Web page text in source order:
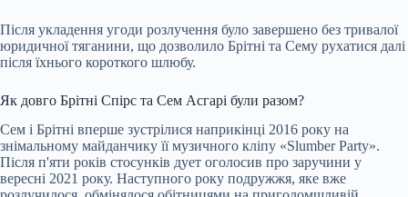
Після укладення угоди розлучення було завершено без тривалої
юридичної тяганини, що дозволило Брітні та Сему рухатися далі
після їхнього короткого шлюбу.
Як довго Брітні Спірс та Сем Асгарі були разом?
Сем і Брітні вперше зустрілися наприкінці 2016 року на
знімальному майданчику її музичного кліпу «Slumber Party».
Після п'яти років стосунків дует оголосив про заручини у
вересні 2021 року. Наступного року подружжя, яке вже